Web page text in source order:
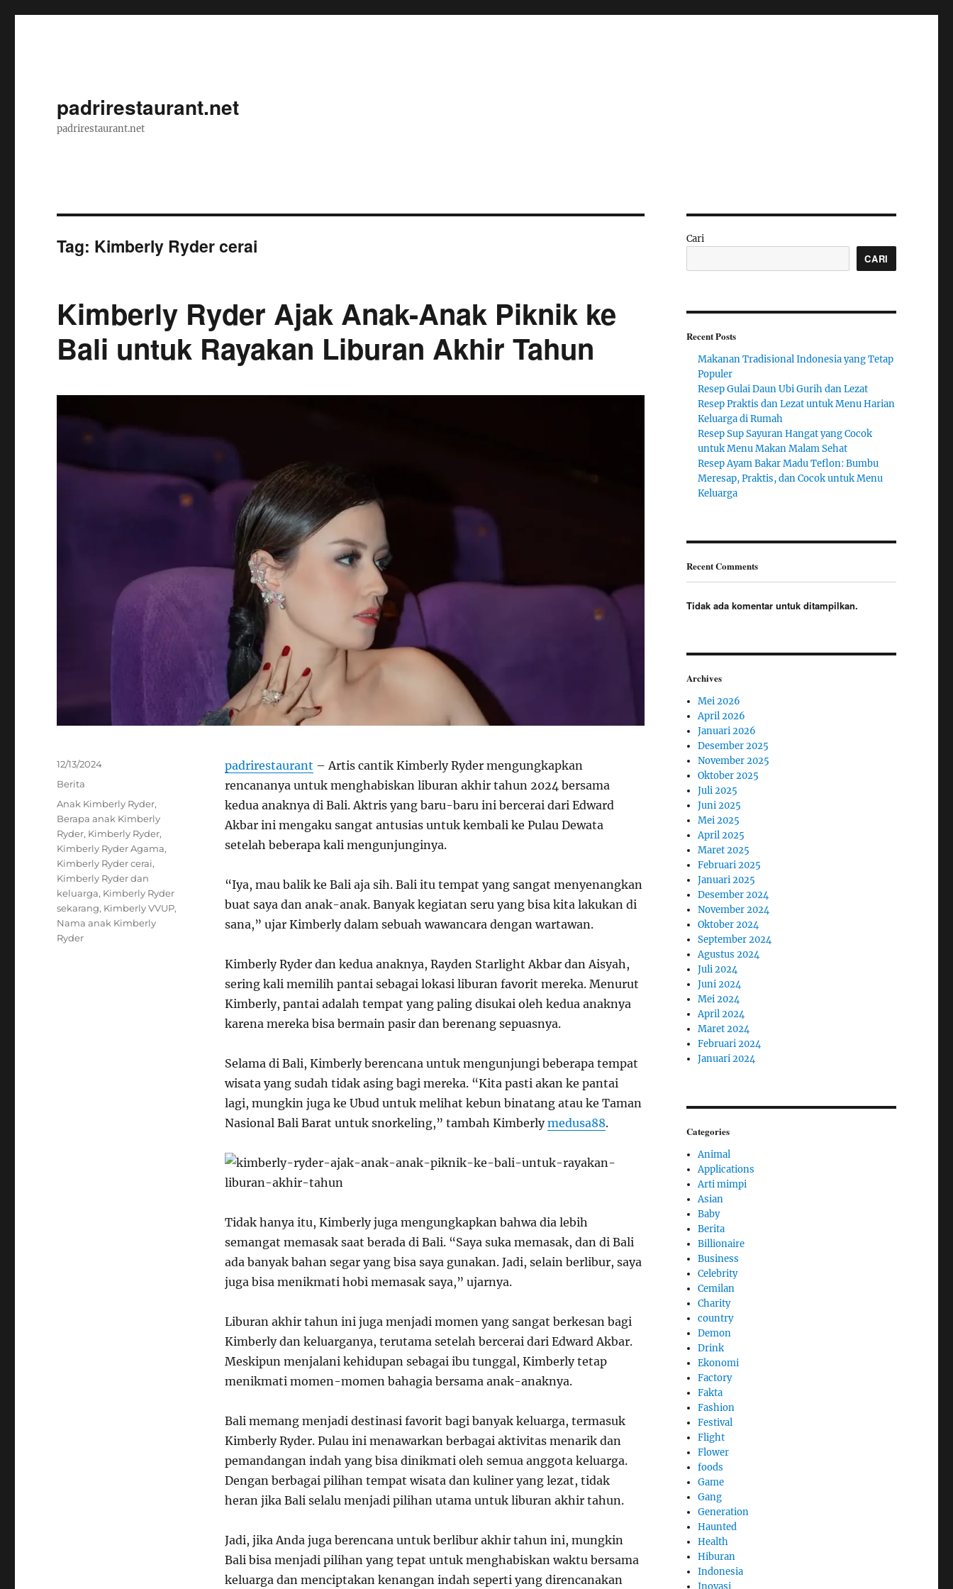
padrirestaurant.net
padrirestaurant.net
Tag: Kimberly Ryder cerai
Kimberly Ryder Ajak Anak-Anak Piknik ke
Bali untuk Rayakan Liburan Akhir Tahun
padrirestaurant – Artis cantik Kimberly Ryder mengungkapkan
rencananya untuk menghabiskan liburan akhir tahun 2024 bersama
kedua anaknya di Bali. Aktris yang baru-baru ini bercerai dari Edward
Akbar ini mengaku sangat antusias untuk kembali ke Pulau Dewata
setelah beberapa kali mengunjunginya.
“Iya, mau balik ke Bali aja sih. Bali itu tempat yang sangat menyenangkan
buat saya dan anak-anak. Banyak kegiatan seru yang bisa kita lakukan di
sana,” ujar Kimberly dalam sebuah wawancara dengan wartawan.
Kimberly Ryder dan kedua anaknya, Rayden Starlight Akbar dan Aisyah,
sering kali memilih pantai sebagai lokasi liburan favorit mereka. Menurut
Kimberly, pantai adalah tempat yang paling disukai oleh kedua anaknya
karena mereka bisa bermain pasir dan berenang sepuasnya.
Selama di Bali, Kimberly berencana untuk mengunjungi beberapa tempat
wisata yang sudah tidak asing bagi mereka. “Kita pasti akan ke pantai
lagi, mungkin juga ke Ubud untuk melihat kebun binatang atau ke Taman
Nasional Bali Barat untuk snorkeling,” tambah Kimberlymedusa88.
Tidak hanya itu, Kimberly juga mengungkapkan bahwa dia lebih
semangat memasak saat berada di Bali. “Saya suka memasak, dan di Bali
ada banyak bahan segar yang bisa saya gunakan. Jadi, selain berlibur, saya
juga bisa menikmati hobi memasak saya,” ujarnya.
Liburan akhir tahun ini juga menjadi momen yang sangat berkesan bagi
Kimberly dan keluarganya, terutama setelah bercerai dari Edward Akbar.
Meskipun menjalani kehidupan sebagai ibu tunggal, Kimberly tetap
menikmati momen-momen bahagia bersama anak-anaknya.
Bali memang menjadi destinasi favorit bagi banyak keluarga, termasuk
Kimberly Ryder. Pulau ini menawarkan berbagai aktivitas menarik dan
pemandangan indah yang bisa dinikmati oleh semua anggota keluarga.
Dengan berbagai pilihan tempat wisata dan kuliner yang lezat, tidak
heran jika Bali selalu menjadi pilihan utama untuk liburan akhir tahun.
Jadi, jika Anda juga berencana untuk berlibur akhir tahun ini, mungkin
Bali bisa menjadi pilihan yang tepat untuk menghabiskan waktu bersama
keluarga dan menciptakan kenangan indah seperti yang direncanakan
Posted
12/13/2024
Categories
Berita
Tags
Anak Kimberly Ryder,
Berapa anak Kimberly
Ryder, Kimberly Ryder,
Kimberly Ryder Agama,
Kimberly Ryder cerai,
Kimberly Ryder dan
keluarga, Kimberly Ryder
sekarang, Kimberly VVUP,
Nama anak Kimberly
Ryder
Cari
CARI
Recent Posts
Makanan Tradisional Indonesia yang Tetap
Populer
Resep Gulai Daun Ubi Gurih dan Lezat
Resep Praktis dan Lezat untuk Menu Harian
Keluarga di Rumah
Resep Sup Sayuran Hangat yang Cocok
untuk Menu Makan Malam Sehat
Resep Ayam Bakar Madu Teflon: Bumbu
Meresap, Praktis, dan Cocok untuk Menu
Keluarga
Recent Comments
Tidak ada komentar untuk ditampilkan.
Archives
Mei 2026
April 2026
Januari 2026
Desember 2025
November 2025
Oktober 2025
Juli 2025
Juni 2025
Mei 2025
April 2025
Maret 2025
Februari 2025
Januari 2025
Desember 2024
November 2024
Oktober 2024
September 2024
Agustus 2024
Juli 2024
Juni 2024
Mei 2024
April 2024
Maret 2024
Februari 2024
Januari 2024
Categories
Animal
Applications
Arti mimpi
Asian
Baby
Berita
Billionaire
Business
Celebrity
Cemilan
Charity
country
Demon
Drink
Ekonomi
Factory
Fakta
Fashion
Festival
Flight
Flower
foods
Game
Gang
Generation
Haunted
Health
Hiburan
Indonesia